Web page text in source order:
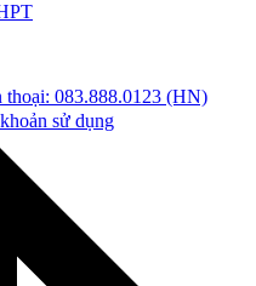
thoại: 083.888.0123 (HN)
sử dụng